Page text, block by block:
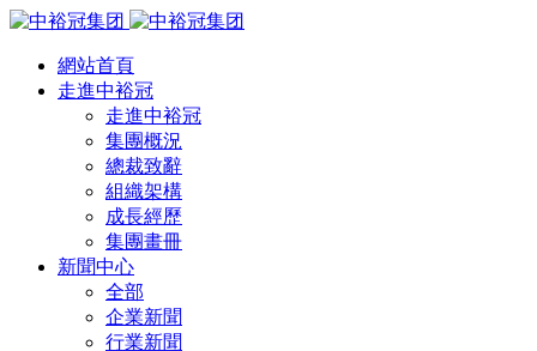
網站首頁
走進中裕冠
走進中裕冠
集團概況
總裁致辭
組織架構
成長經歷
集團畫冊
新聞中心
全部
企業新聞
行業新聞